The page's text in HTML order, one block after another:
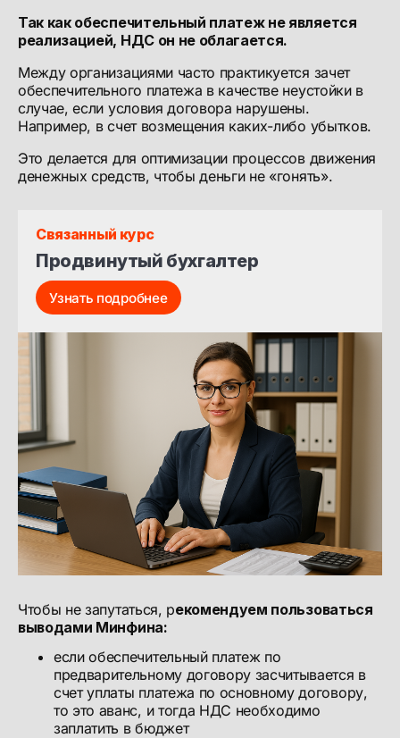
Так как обеспечительный платеж не является
реализацией, НДС он не облагается.
Между организациями часто практикуется зачет
обеспечительного платежа в качестве неустойки в
случае, если условия договора нарушены.
Например, в счет возмещения каких-либо убытков.
Это делается для оптимизации процессов движения
денежных средств, чтобы деньги не «гонять».
Связанный курс
Продвинутый бухгалтер
Узнать подробнее
Чтобы не запутаться, рекомендуем пользоваться
выводами Минфина:
если обеспечительный платеж по
предварительному договору засчитывается в
счет уплаты платежа по основному договору,
то это аванс, и тогда НДС необходимо
заплатить в бюджет